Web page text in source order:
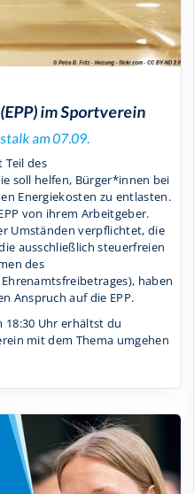
im Sportverein
am 07.09.
Teil des
soll helfen, Bürger*innen bei
Energiekosten zu entlasten.
von ihrem Arbeitgeber.
Umständen verpflichtet, die
ausschließlich steuerfreien
des
haben
Anspruch auf die EPP.
18:30 Uhr erhältst du
mit dem Thema umgehen